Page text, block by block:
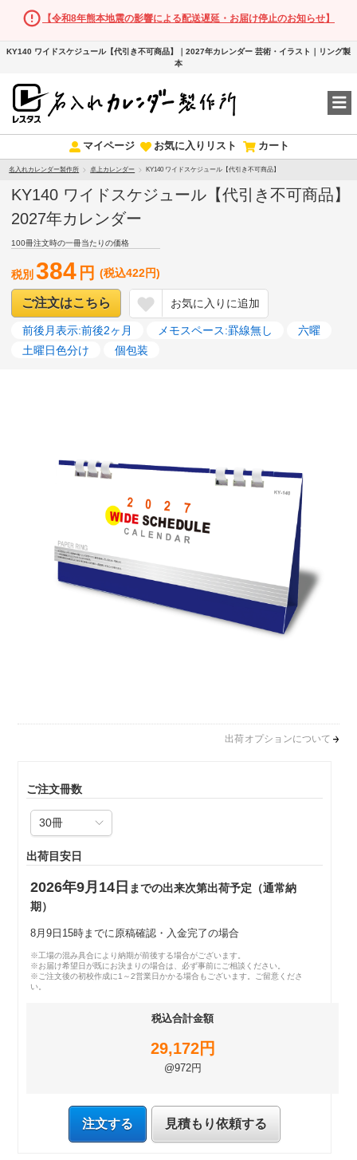
【令和8年熊本地震の影響による配送遅延・お届け停止のお知らせ】
KY140 ワイドスケジュール【代引き不可商品】｜2027年カレンダー 芸術・イラスト｜リング製
本
マイページ お気に入りリスト カート
名入れカレンダー製作所 卓上カレンダー KY140 ワイドスケジュール【代引き不可商品】
KY140 ワイドスケジュール【代引き不可商品】
2027年カレンダー
100冊注文時の一冊当たりの価格
税別384 円 (税込422円)
ご注文はこちら お気に入りに追加
前後月表示:前後2ヶ月 メモスペース:罫線無し
六曜
土曜日色分け
個包装
出荷オプションについて
ご注文冊数
出荷目安日
2026年9月14日 までの出来次第出荷予定（通常納
期）
8月9日15時までに原稿確認・入金完了の場合
※工場の混み具合により納期が前後する場合がございます。
※お届け希望日が既にお決まりの場合は、必ず事前にご相談ください。
※ご注文後の初校作成に1～2営業日かかる場合もございます。ご留意くださ
い。
税込合計金額
29,172円
@972円
注文する 見積もり依頼する